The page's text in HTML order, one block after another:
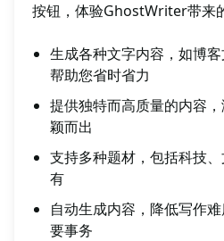
按钮，体验GhostWriter带来
生成各种文字内容，如博
帮助您省时省力
提供独特而高质量的内容
颖而出
支持多种题材，包括科技
有
自动生成内容，降低写作
要事务